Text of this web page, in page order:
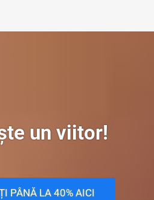
un viitor!
PÂNĂ LA 40% AICI